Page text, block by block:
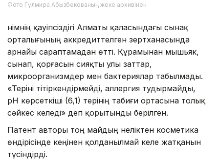
Фото Гүлмира Абызбекованың жеке архивінен
Өнімнің қауіпсіздігі Алматы қаласындағы сынақ
орталығының аккредиттелген зертханасында
арнайы сараптамадан өтті. Құрамынан мышьяк,
сынап, қорғасын сияқты улы заттар,
микроорганизмдер мен бактериялар табылмады.
«Теріні тітіркендірмейді, аллергия тудырмайды,
pH көрсеткіші (6,1) терінің табиғи ортасына толық
сәйкес келеді» деп қорытынды берілген.
Патент авторы тоң майдың неліктен косметика
өндірісінде кеңінен қолданылмай келе жатқанын
түсіндірді.